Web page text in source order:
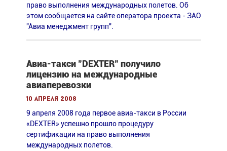
право выполнения международных полетов. Об
этом сообщается на сайте оператора проекта - ЗАО
"Авиа менеджмент групп".
Авиа-такси "DEXTER" получило
лицензию на международные
авиаперевозки
10 апреля 2008
9 апреля 2008 года первое авиа-такси в России
«DEXTER» успешно прошло процедуру
сертификации на право выполнения
международных полетов.